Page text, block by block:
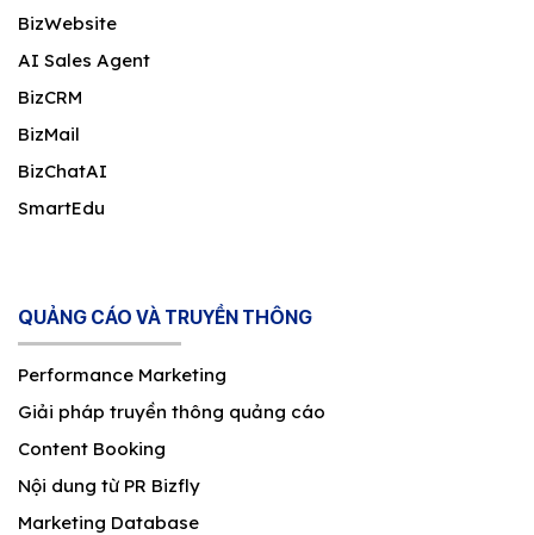
BizWebsite
AI Sales Agent
BizCRM
BizMail
BizChatAI
SmartEdu
QUẢNG CÁO VÀ TRUYỀN THÔNG
Performance Marketing
Giải pháp truyền thông quảng cáo
Content Booking
Nội dung từ PR Bizfly
Marketing Database